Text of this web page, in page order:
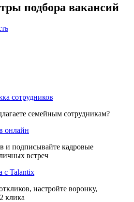
подбора вакансий
сотрудников
семейным сотрудникам?
онлайн
и подписывайте кадровые
встреч
с Talantix
настройте воронку,
клика